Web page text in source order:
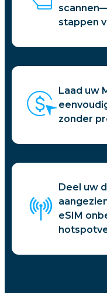
stappen
Laad uw
zonder
Deel uw
eSIM